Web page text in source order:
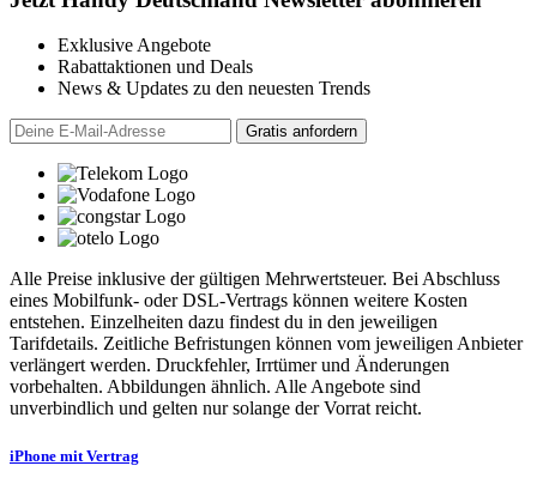
Exklusive Angebote
Rabattaktionen und Deals
News & Updates zu den neuesten Trends
Alle Preise inklusive der gültigen Mehrwertsteuer. Bei Abschluss
eines Mobilfunk- oder DSL-Vertrags können weitere Kosten
entstehen. Einzelheiten dazu findest du in den jeweiligen
Tarifdetails. Zeitliche Befristungen können vom jeweiligen Anbieter
verlängert werden. Druckfehler, Irrtümer und Änderungen
vorbehalten. Abbildungen ähnlich. Alle Angebote sind
unverbindlich und gelten nur solange der Vorrat reicht.
iPhone mit Vertrag